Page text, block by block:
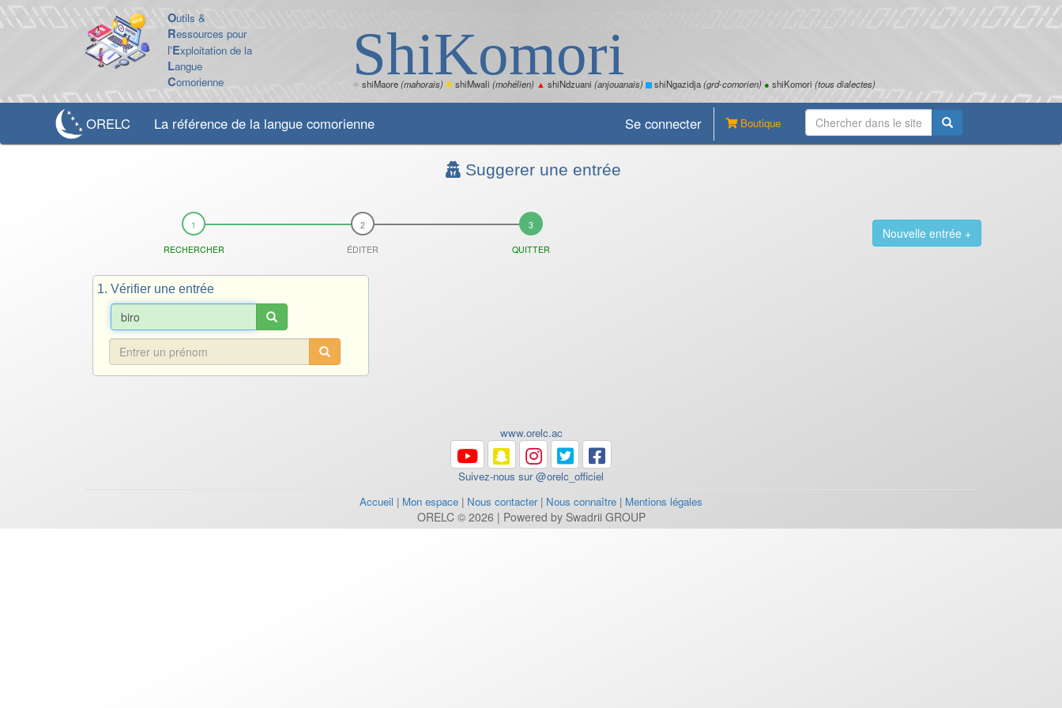
Outils &
Ressources pour
l'Exploitation de la
Langue
Comorienne ShiKomori
✧ shiMaore(mahorais) ✽shiMwali (mohélien) ▲ shiNdzuani (anjouanais) shiNgazidja(grd-comorien) ● shiKomori (tous dialectes)
ORELC La référence de la langue comorienne Boutique
Se connecter
Suggerer une entrée
RECHERCHER ÉDITER QUITTER
Nouvelle entrée +
1. Vérifier une entrée
www.orelc.ac
Suivez-nous sur @orelc_officiel
Accueil | Mon espace | Nous contacter| Nous connaître | Mentions légales
ORELC © 2026 | Powered by Swadrii GROUP